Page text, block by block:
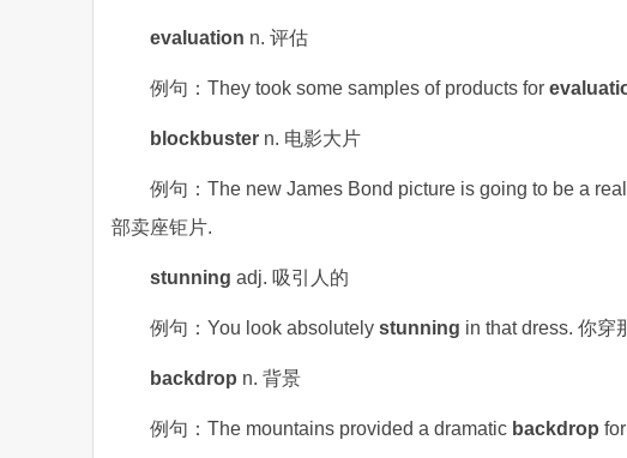
evaluation n. 评估
例句：They took some samples of products for
blockbuster n. 电影大片
例句：The new James Bond picture is going to be a real
部卖座钜片.
stunning adj. 吸引人的
例句：You look absolutely stunning in that dress. 你穿
backdrop n. 背景
例句：The mountains provided a dramatic backdrop